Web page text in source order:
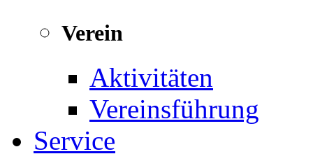
Verein
Aktivitäten
Vereinsführung
Service